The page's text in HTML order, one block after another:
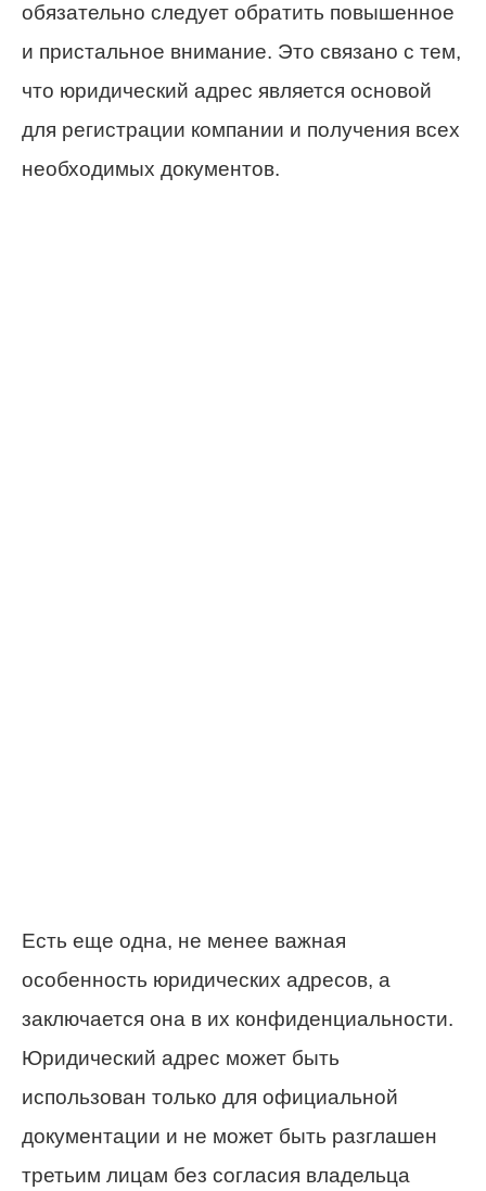
обязательно следует обратить повышенное
и пристальное внимание. Это связано с тем,
что юридический адрес является основой
для регистрации компании и получения всех
необходимых документов.
Есть еще одна, не менее важная
особенность юридических адресов, а
заключается она в их конфиденциальности.
Юридический адрес может быть
использован только для официальной
документации и не может быть разглашен
третьим лицам без согласия владельца